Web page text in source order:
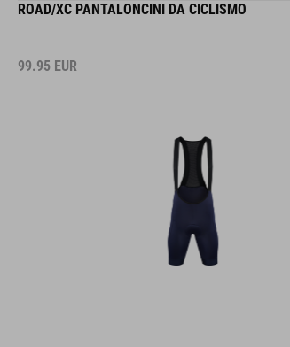
ROAD/XC PANTALONCINI DA CICLISMO
99.95 EUR